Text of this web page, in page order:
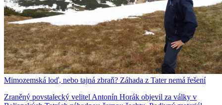
Mimozemská loď, nebo tajná zbraň? Záhada z Tater nemá řešení
Zraněný povstalecký velitel Antonín Horák objevil za války v